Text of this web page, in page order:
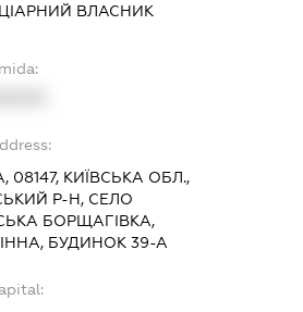
ВЛАСНИК
08147, КИЇВСЬКА ОБЛ.,
Р-Н, СЕЛО
БОРЩАГІВКА,
БУДИНОК 39-А